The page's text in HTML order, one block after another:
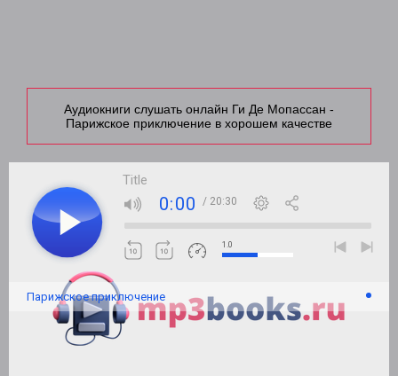
Аудиокниги слушать онлайн Ги Де Мопассан -
Парижское приключение в хорошем качестве
Title
0:00 / 20:30
1.0
Парижское приключение